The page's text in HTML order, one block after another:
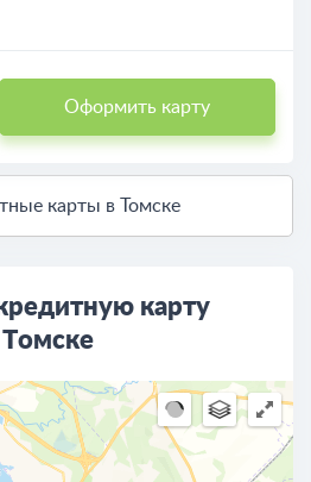
Оформить карту
Все кредитные карты в Томске
карту